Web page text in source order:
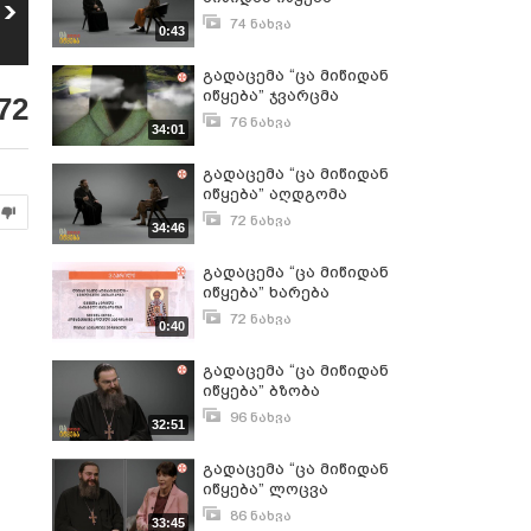
გადაცემა “ცა
მიწიდან იწყება”
ერთსქესიანთა
ნახვა
28
გადაცემა “ცა
მიწიდან იწყება”
0:43 74 ნახვა
34:01
გადაცემა “ცა მიწიდან
იწყება” ჯვარცმა
76 ნახვა
34:46
გადაცემა “ცა მიწიდან
იწყება” აღდგომა
72 ნახვა
0:40
გადაცემა “ცა მიწიდან
იწყება” ხარება
72 ნახვა
32:51
გადაცემა “ცა მიწიდან
იწყება” ბზობა
96 ნახვა
33:45
გადაცემა “ცა მიწიდან
იწყება” ლოცვა
86 ნახვა